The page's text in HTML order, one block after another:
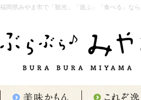
福岡県みやま市で「観光」「遊ぶ」「食べる」な